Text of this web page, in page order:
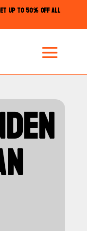
UP TO 50% OFF ALL